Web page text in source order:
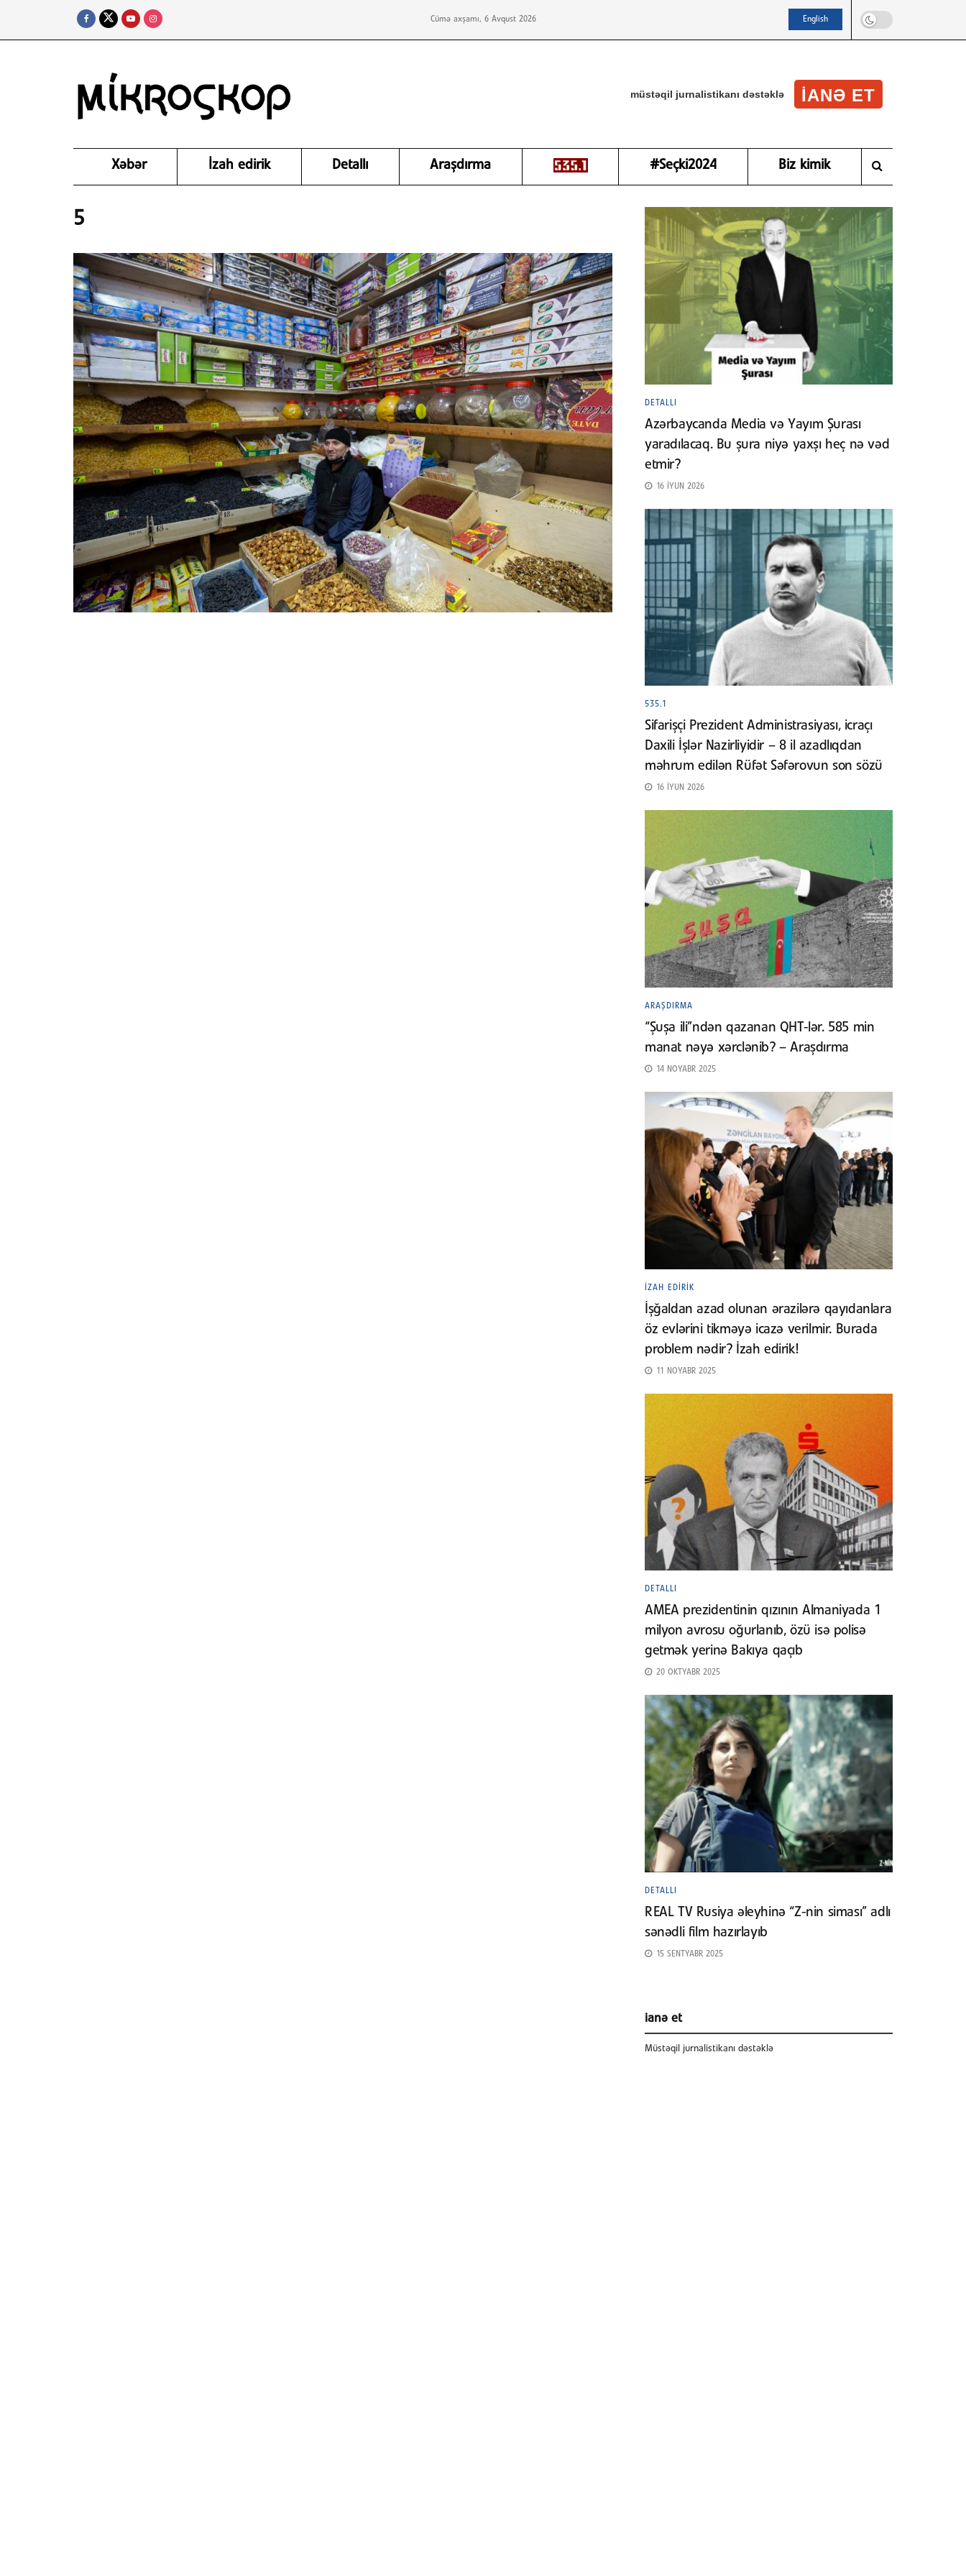
Cümə axşamı, 6 Avqust 2026 English
müstəqil jurnalistikanı dəstəklə IANƏ ET
Xəbər İzah edirik Detallı Araşdırma #Seçki2024 Biz kimik
5
DETALLI
Azərbaycanda Media və Yayım Şurası
yaradılacaq. Bu şura niyə yaxşı heç nə vəd
etmir?
16 İYUN 2026
535.1
Sifarişçi Prezident Administrasiyası, icraçı
Daxili İşlər Nazirliyidir – 8 il azadlıqdan
məhrum edilən Rüfət Səfərovun son sözü
16 İYUN 2026
ARAŞDIRMA
“Şuşa ili”ndən qazanan QHT-lər. 585 min
manat nəyə xərclənib? – Araşdırma
14 NOYABR 2025
İZAH EDIRIK
İşğaldan azad olunan ərazilərə qayıdanlara
öz evlərini tikməyə icazə verilmir. Burada
problem nədir? İzah edirik!
11 NOYABR 2025
DETALLI
AMEA prezidentinin qızının Almaniyada 1
milyon avrosu oğurlanıb, özü isə polisə
getmək yerinə Bakıya qaçıb
20 OKTYABR 2025
DETALLI
REAL TV Rusiya əleyhinə “Z-nin siması” adlı
sənədli film hazırlayıb
15 SENTYABR 2025
ianə et
Müstəqil jurnalistikanı dəstəklə